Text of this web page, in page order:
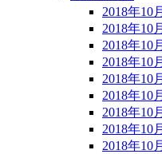
2018年10
2018年10
2018年10
2018年10
2018年10
2018年10
2018年10
2018年10
2018年10